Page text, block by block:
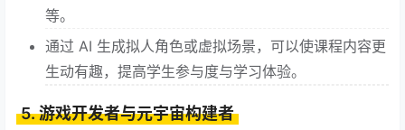
等。
通过 AI 生成拟人角色或虚拟场景，可以使课程内容更
生动有趣，提高学生参与度与学习体验。
5. 游戏开发者与元宇宙构建者